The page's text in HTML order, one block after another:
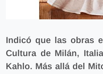
Indicó que las obras
Cultura de Milán,
Kahlo. Más allá del